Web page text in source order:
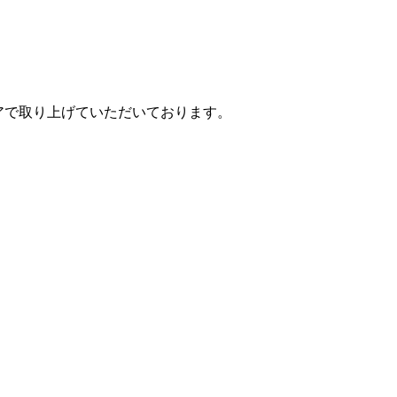
取り上げていただいております。